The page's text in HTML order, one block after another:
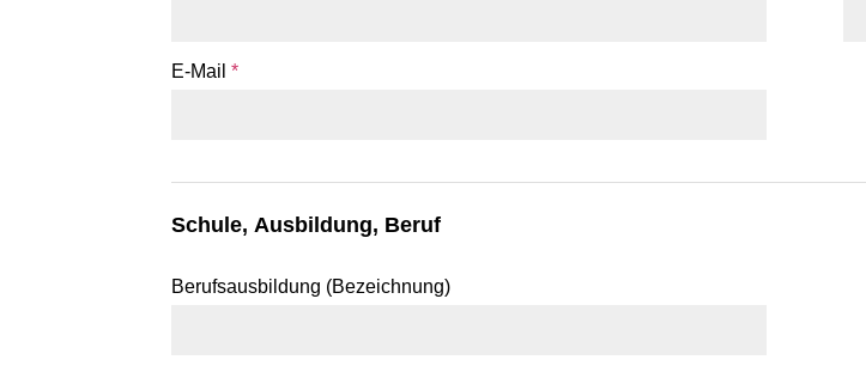
E-Mail *
Schule, Ausbildung, Beruf
Berufsausbildung (Bezeichnung)